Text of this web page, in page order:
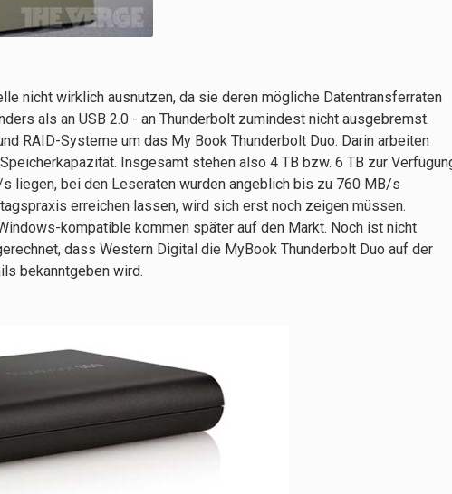
nicht wirklich ausnutzen, da sie deren mögliche Datentransferraten
als an USB 2.0 - an Thunderbolt zumindest nicht ausgebremst.
RAID-Systeme um das My Book Thunderbolt Duo. Darin arbeiten
Insgesamt stehen also 4 TB bzw. 6 TB zur
liegen, bei den Leseraten wurden angeblich bis zu 760 MB/s
erreichen lassen, wird sich erst noch zeigen müssen.
kompatible kommen später auf den Markt. Noch ist nicht
dass Western Digital die MyBook Thunderbolt Duo auf der
bekanntgeben wird.